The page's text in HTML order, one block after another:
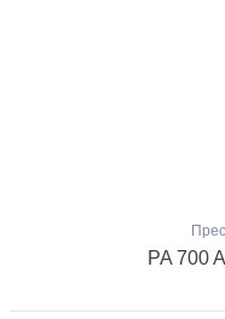
PA 700